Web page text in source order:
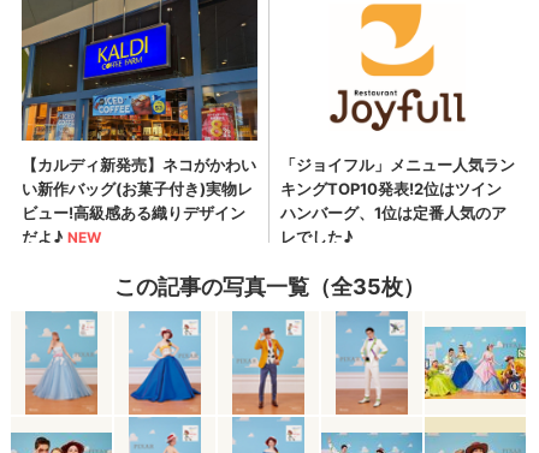
この記事の写真一覧（全35枚）